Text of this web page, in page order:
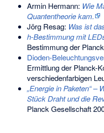
Armin Hermann: Wie
Quantentheorie kam.
Jörg Resag: Was ist
h-Bestimmung mit
Bestimmung der
Dioden-
Ermittlung der Planck-
verschiedenfarbigen
„Energie in Paketen“ –
Stück Draht und die
Planck Gesellschaft